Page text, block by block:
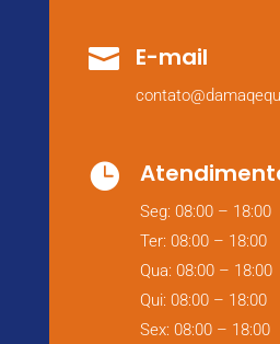
 E-mail

Seg: 08:00 – 18:00
Ter: 08:00 – 18:00
Qua: 08:00 – 18:00
Qui: 08:00 – 18:00
Sex: 08:00 – 18:00